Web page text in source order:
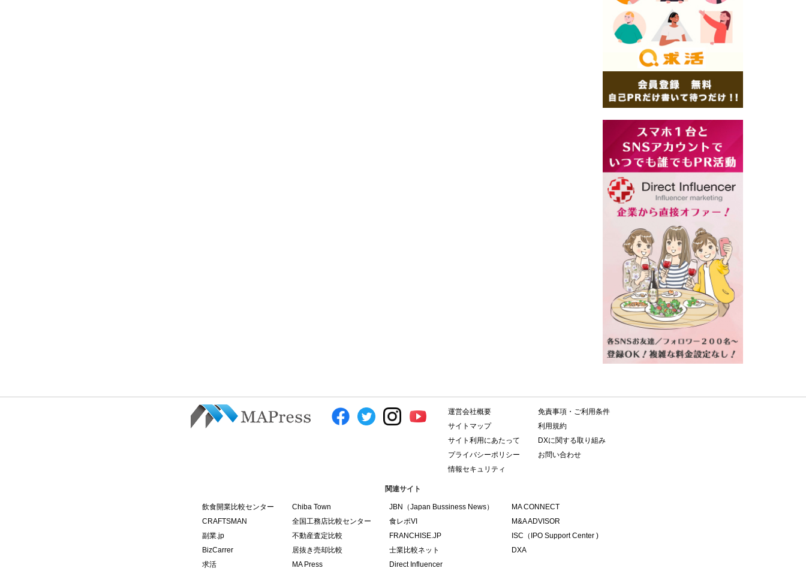
運営会社概要
サイトマップ
サイト利用にあたって
プライバシーポリシー
情報セキュリティ
免責事項・ご利用条件
利用規約
DXに関する取り組み
お問い合わせ
関連サイト
飲食開業比較センター
CRAFTSMAN
副業.jp
BizCarrer
求活
Chiba Town
全国工務店比較センター
不動産査定比較
居抜き売却比較
MA Press
JBN（Japan Bussiness News）
食レポVI
FRANCHISE.JP
士業比較ネット
Direct Influencer
MA CONNECT
M&A ADVISOR
ISC（IPO Support Center )
DXA